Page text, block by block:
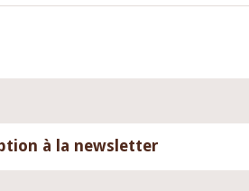
à la newsletter